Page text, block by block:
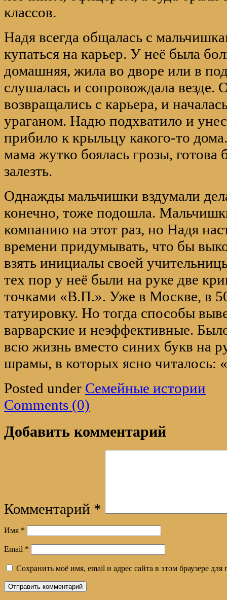
классов.
Надя всегда общалась с
купаться на карьер. У неё была
домашняя, жила во дворе или в
слушалась и сопровождала
возвращались с карьера, и
ураганом. Надю подхватило и
прибило к крыльцу какого-то
мама жутко боялась грозы, готова
залезть.
Однажды мальчишки вздумали
конечно, тоже подошла.
компанию на этот раз, но Надя
времени придумывать, что бы
взять инициалы своей
тех пор у неё были на руке две
точками «В.П.». Уже в Москве, в
татуировку. Но тогда способы
варварские и неэффективные.
всю жизнь вместо синих букв на
шрамы, в которых ясно читалось:
Posted under Семейные истории
Comments (0)
Добавить комментарий
Комментарий *
Имя *
Email *
Сохранить моё имя, email и адрес сайта в этом браузере